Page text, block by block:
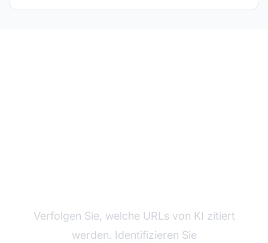
Verfolgen Sie, welche URLs von KI zitiert
werden. Identifizieren Sie